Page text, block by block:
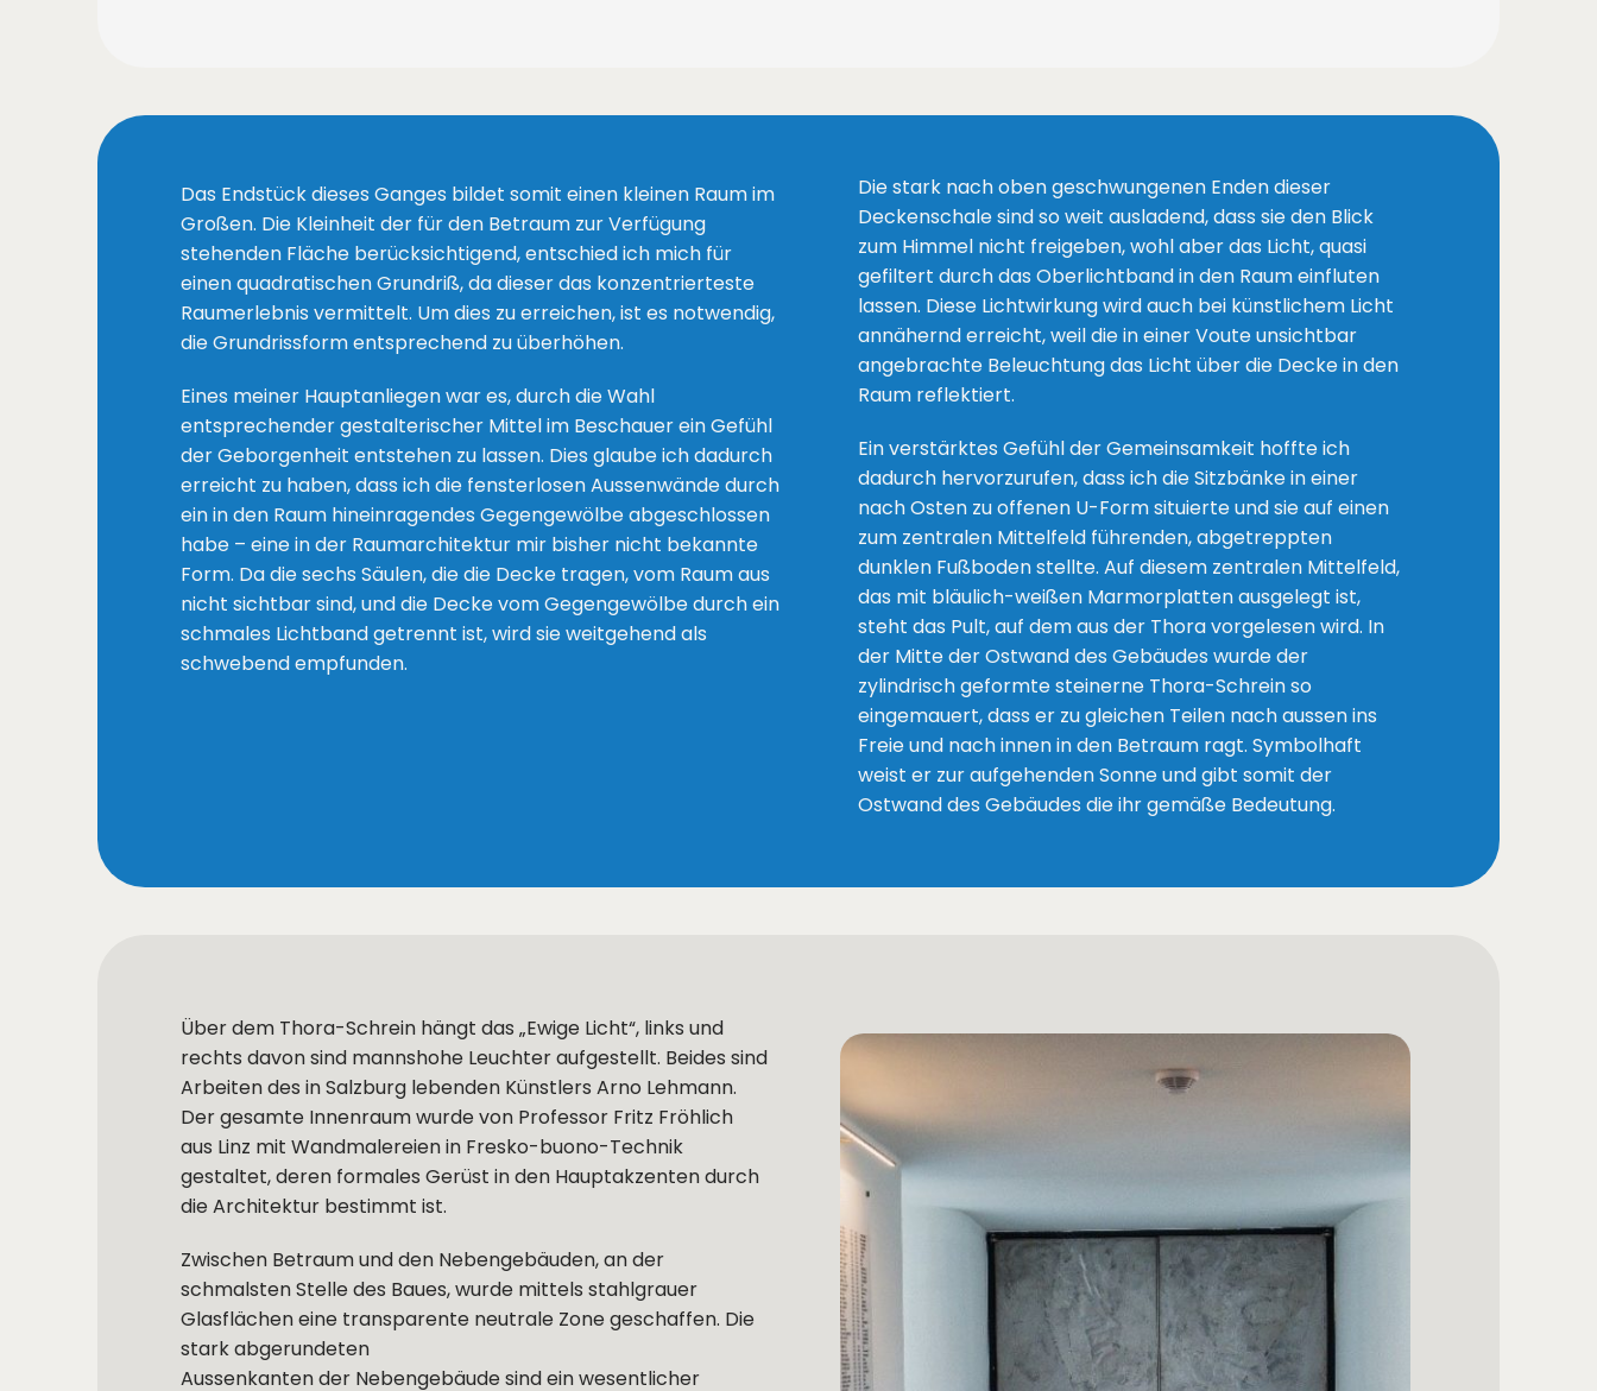
Das Endstück dieses Ganges bildet somit einen kleinen Raum im
Großen. Die Kleinheit der für den Betraum zur Verfügung
stehenden Fläche berücksichtigend, entschied ich mich für
einen quadratischen Grundriß, da dieser das konzentrierteste
Raumerlebnis vermittelt. Um dies zu erreichen, ist es notwendig,
die Grundrissform entsprechend zu überhöhen.
Eines meiner Hauptanliegen war es, durch die Wahl
entsprechender gestalterischer Mittel im Beschauer ein Gefühl
der Geborgenheit entstehen zu lassen. Dies glaube ich dadurch
erreicht zu haben, dass ich die fensterlosen Aussenwände durch
ein in den Raum hineinragendes Gegengewölbe abgeschlossen
habe – eine in der Raumarchitektur mir bisher nicht bekannte
Form. Da die sechs Säulen, die die Decke tragen, vom Raum aus
nicht sichtbar sind, und die Decke vom Gegengewölbe durch ein
schmales Lichtband getrennt ist, wird sie weitgehend als
schwebend empfunden.
Die stark nach oben geschwungenen Enden dieser
Deckenschale sind so weit ausladend, dass sie den Blick
zum Himmel nicht freigeben, wohl aber das Licht, quasi
gefiltert durch das Oberlichtband in den Raum einfluten
lassen. Diese Lichtwirkung wird auch bei künstlichem Licht
annähernd erreicht, weil die in einer Voute unsichtbar
angebrachte Beleuchtung das Licht über die Decke in den
Raum reflektiert.
Ein verstärktes Gefühl der Gemeinsamkeit hoffte ich
dadurch hervorzurufen, dass ich die Sitzbänke in einer
nach Osten zu offenen U-Form situierte und sie auf einen
zum zentralen Mittelfeld führenden, abgetreppten
dunklen Fußboden stellte. Auf diesem zentralen Mittelfeld,
das mit bläulich-weißen Marmorplatten ausgelegt ist,
steht das Pult, auf dem aus der Thora vorgelesen wird. In
der Mitte der Ostwand des Gebäudes wurde der
zylindrisch geformte steinerne Thora-Schrein so
eingemauert, dass er zu gleichen Teilen nach aussen ins
Freie und nach innen in den Betraum ragt. Symbolhaft
weist er zur aufgehenden Sonne und gibt somit der
Ostwand des Gebäudes die ihr gemäße Bedeutung.
Über dem Thora-Schrein hängt das „Ewige Licht“, links und
rechts davon sind mannshohe Leuchter aufgestellt. Beides sind
Arbeiten des in Salzburg lebenden Künstlers Arno Lehmann.
Der gesamte Innenraum wurde von Professor Fritz Fröhlich
aus Linz mit Wandmalereien in Fresko-buono-Technik
gestaltet, deren formales Gerüst in den Hauptakzenten durch
die Architektur bestimmt ist.
Zwischen Betraum und den Nebengebäuden, an der
schmalsten Stelle des Baues, wurde mittels stahlgrauer
Glasflächen eine transparente neutrale Zone geschaffen. Die
stark abgerundeten
Aussenkanten der Nebengebäude sind ein wesentlicher